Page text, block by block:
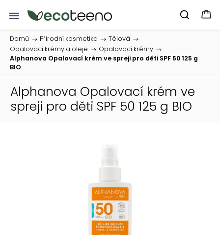
Domů / Přírodní kosmetika / Tělová /
Opalovací krémy a oleje / Opalovací krémy /
Alphanova Opalovací krém ve spreji pro děti SPF 50 125 g
BIO
Alphanova Opalovací krém ve
spreji pro děti SPF 50 125 g BIO